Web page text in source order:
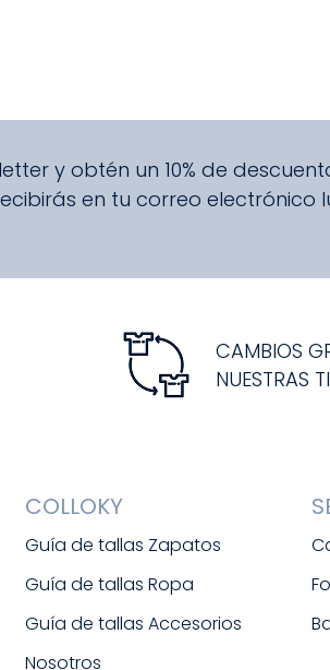
y obtén un 10% de
en tu correo electrónico
CAMBIOS
NUESTRAS
COLLOKY
Guía de tallas Zapatos
Guía de tallas Ropa
Guía de tallas Accesorios
Nosotros